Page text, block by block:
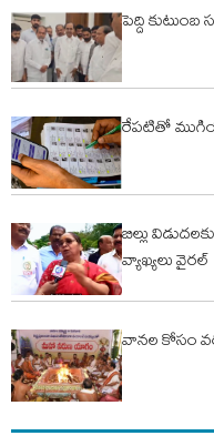
పెద్ది కుటుంబ
రేపటితో
బిల్లు
వ్యాఖ్యలు వైరల్
వానల కోసం